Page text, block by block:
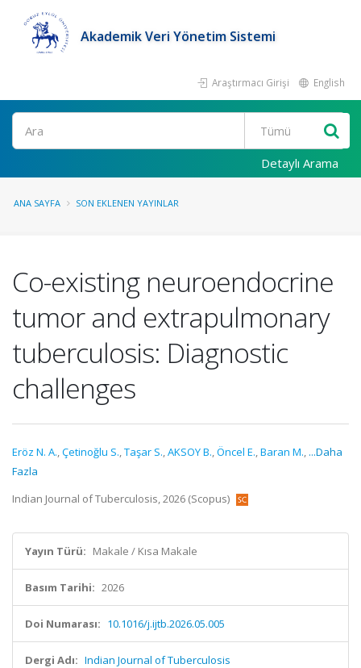
Akademik Veri Yönetim Sistemi
Araştırmacı Girişi English
Ara
Detaylı Arama
ANA SAYFA SON EKLENEN YAYINLAR
Co-existing neuroendocrine
tumor and extrapulmonary
tuberculosis: Diagnostic
challenges
Eröz N. A.,Çetinoğlu S.,Taşar S.,AKSOY B.,Öncel E.,Baran M., ...Daha
Fazla
Indian Journal of Tuberculosis, 2026 (Scopus)
Yayın Türü: Makale / Kısa Makale
Basım Tarihi: 2026
Doi Numarası: 10.1016/j.ijtb.2026.05.005
Dergi Adı: Indian Journal of Tuberculosis